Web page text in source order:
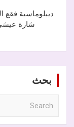
ديبلوماسية فقع
بحث